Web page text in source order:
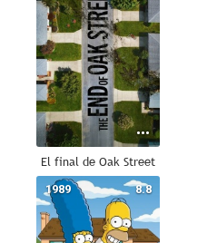
El final de Oak Street
8.8
1989